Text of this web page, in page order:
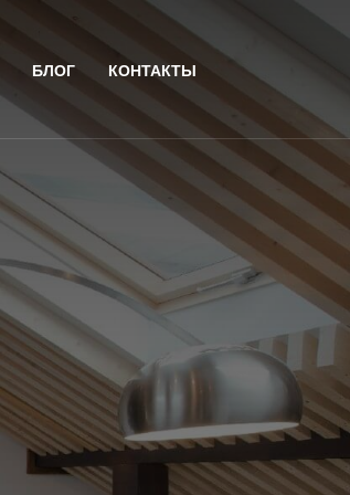
БЛОГ КОНТАКТЫ